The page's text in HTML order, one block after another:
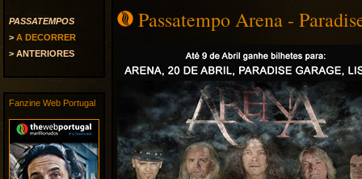
PASSATEMPOS
> A DECORRER
> ANTERIORES
Fanzine Web Portugal
Passatempo Arena -